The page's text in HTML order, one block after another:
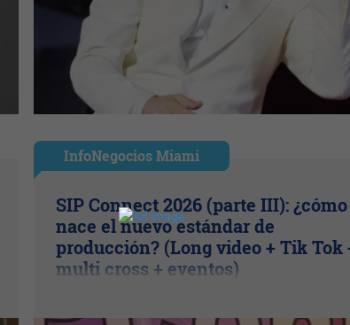
InfoNegocios Miami
SIP Connect 2026 (parte III): ¿cómo
nace el nuevo estándar de
producción? (Long video + Tik Tok
multi cross + eventos)